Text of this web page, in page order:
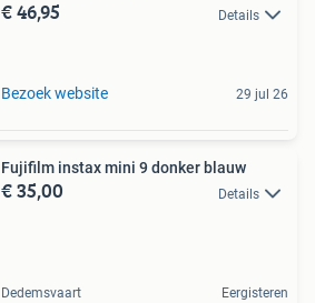
€ 46,95 Details
Bezoek website 29 jul 26
Fujifilm instax mini 9 donker blauw
€ 35,00 Details
Dedemsvaart Eergisteren